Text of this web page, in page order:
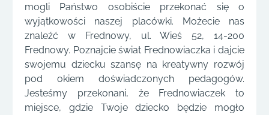
mogli Państwo osobiście przekonać się o
wyjątkowości naszej placówki. Możecie nas
znaleźć w Frednowy, ul. Wieś 52, 14-200
Frednowy. Poznajcie świat Frednowiaczka i dajcie
swojemu dziecku szansę na kreatywny rozwój
pod okiem doświadczonych pedagogów.
Jesteśmy przekonani, że Frednowiaczek to
miejsce, gdzie Twoje dziecko będzie mogło